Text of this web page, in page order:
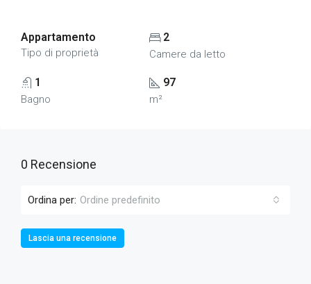
Appartamento
Tipo di proprietà
2
Camere da letto
1
Bagno
97
m²
0 Recensione
Ordina per: Ordine predefinito
Lascia una recensione